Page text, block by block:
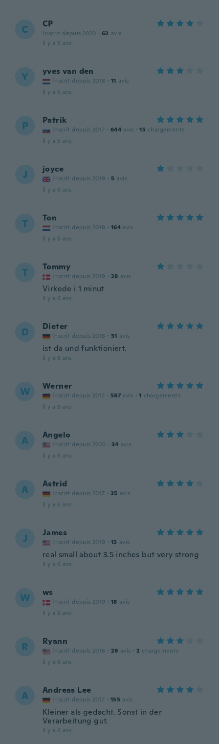
C CP
Inscrit depuis 2020 · 62 avis
il y a 5 ans
Y yves van den
Inscrit depuis 2018 · 11 avis
il y a 5 ans
P Patrik
Inscrit depuis 2017 · 644 avis · 15 chargements
il y a 5 ans
J joyce
Inscrit depuis 2019 · 5 avis
il y a 6 ans
T Ton
Inscrit depuis 2018 · 164 avis
il y a 6 ans
T Tommy
Inscrit depuis 2019 · 28 avis
Virkede i 1 minut
il y a 6 ans
D Dieter
Inscrit depuis 2018 · 31 avis
ist da und funktioniert.
il y a 6 ans
W Werner
Inscrit depuis 2017 · 587 avis · 1 chargements
il y a 6 ans
A Angelo
Inscrit depuis 2020 · 34 avis
il y a 6 ans
A Astrid
Inscrit depuis 2017 · 35 avis
il y a 6 ans
J James
Inscrit depuis 2019 · 13 avis
real small about 3.5 inches but very strong
il y a 6 ans
W ws
Inscrit depuis 2019 · 18 avis
il y a 6 ans
R Ryann
Inscrit depuis 2016 · 26 avis · 2 chargements
il y a 6 ans
A Andreas Lee
Inscrit depuis 2017 · 155 avis
Kleiner als gedacht. Sonst in der
Verarbeitung gut.
il y a 6 ans